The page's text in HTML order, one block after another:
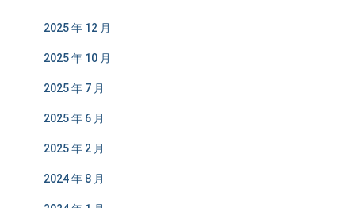
2025 年 12 月
2025 年 10 月
2025 年 7 月
2025 年 6 月
2025 年 2 月
2024 年 8 月